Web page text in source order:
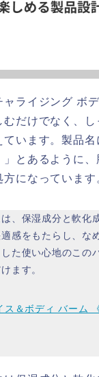
ライジング ボ
だけでなく、し
います。製品名
とあるように、
になっています
、保湿成分と軟化
感をもたらし、な
た使い心地のこの
ます。
ス＆ボディ バーム